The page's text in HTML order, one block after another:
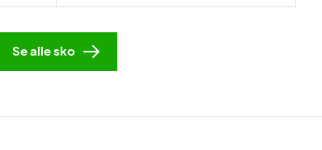
Se alle sko